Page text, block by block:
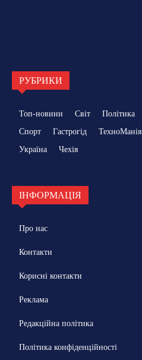
РУБРИКИ
Топ-новини Світ Політика
Спорт
Гастрогід ТехноМанія
Україна
Чехія
ІНФОРМАЦІЯ
Про нас
Контакти
Корисні контакти
Реклама
Редакційна політика
Політика конфіденційності